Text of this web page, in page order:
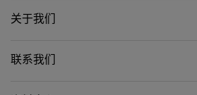
关于我们
联系我们